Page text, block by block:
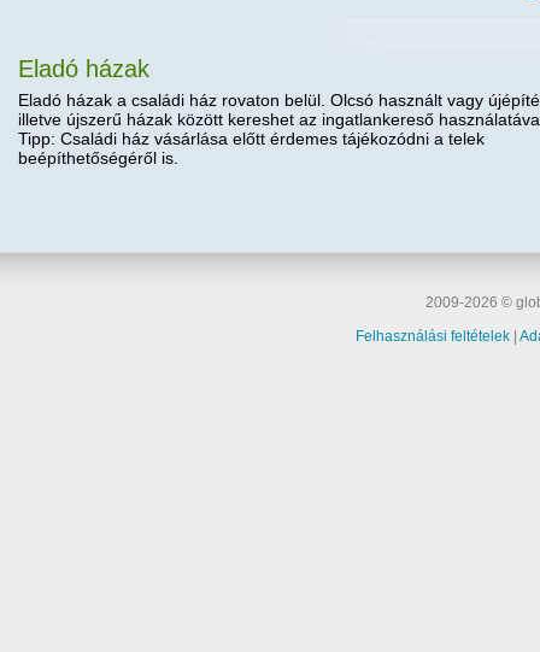
Eladó házak
Eladó házak a családi ház rovaton belül. Olcsó használt vagy
illetve újszerű házak között kereshet az ingatlankereső
Tipp: Családi ház vásárlása előtt érdemes tájékozódni a telek
beépíthetőségéről is.
2009-2026 ©
Felhasználási feltételek